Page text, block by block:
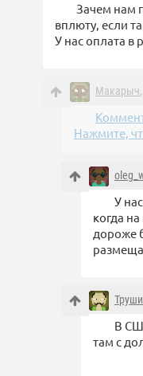
Зачем нам
вплюту, если
У нас оплата в
Макарыч
Нажмите,
У
когда
дороже
В
там с